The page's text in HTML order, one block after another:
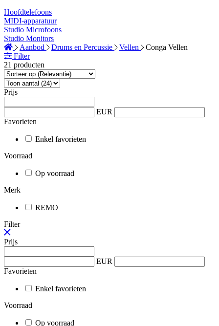
Hoofdtelefoons
MIDI-apparatuur
Studio Microfoons
Studio Monitors
Aanbod
Drums en Percussie Vellen
Conga Vellen
Filter
21 producten
Prijs
EUR
Favorieten
Enkel favorieten
Voorraad
Op voorraad
Merk
REMO
Filter
Prijs
EUR
Favorieten
Enkel favorieten
Voorraad
Op voorraad